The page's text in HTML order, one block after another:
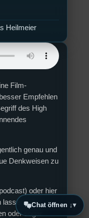
Film-
Empfehlen
des High
genau und
Denkweisen zu
oder hier
lassen, über
oder sogar
Heilmeier
Chat öffnen ↓